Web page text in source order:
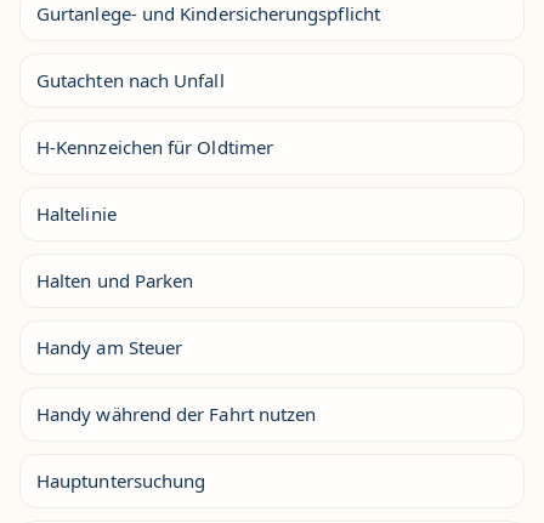
Gurtanlege- und Kindersicherungspflicht
Gutachten nach Unfall
H-Kennzeichen für Oldtimer
Haltelinie
Halten und Parken
Handy am Steuer
Handy während der Fahrt nutzen
Hauptuntersuchung